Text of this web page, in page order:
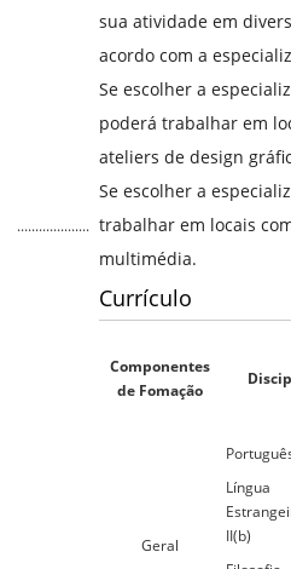
....................
sua atividade em
acordo com a
Se escolher a
poderá trabalhar em
ateliers de design
Se escolher a
trabalhar em locais
multimédia.
Currículo
Componentes
de Fomação
Geral
Língua
II(b)